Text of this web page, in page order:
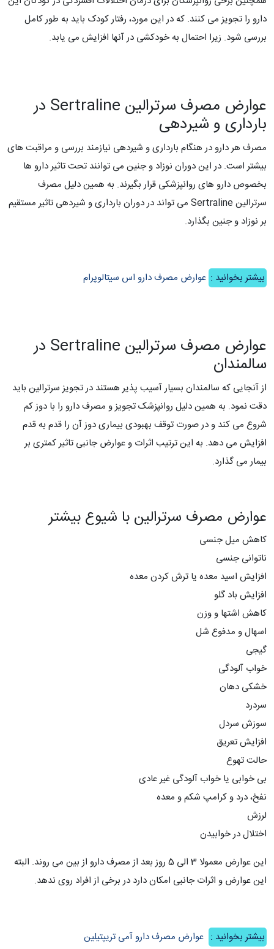
دارو را تجویز می کنند. که در این مورد، رفتار کودک باید به طور کامل
بررسی شود. زیرا احتمال به خودکشی در آنها افزایش می یابد.
عوارض مصرف سرترالین Sertraline در
بارداری و شیردهی
مصرف هر دارو در هنگام بارداری و شیردهی نیازمند بررسی و مراقبت های
بیشتر است. در این دوران نوزاد و جنین می توانند تحت تاثیر دارو ها
بخصوص دارو های روانپزشکی قرار بگیرند. به همین دلیل مصرف
سرترالین Sertraline می تواند در دوران بارداری و شیردهی تاثیر مستقیم
بر نوزاد و جنین بگذارد.
بیشتر بخوانید : عوارض مصرف دارو اس سیتالوپرام
عوارض مصرف سرترالین Sertraline در
سالمندان
از آنجایی که سالمندان بسیار آسیب پذیر هستند در تجویز سرترالین باید
دقت نمود. به همین دلیل روانپزشک تجویز و مصرف دارو را با دوز کم
شروع می کند و در صورت توقف بهبودی بیماری دوز آن را قدم به قدم
افزایش می دهد. به این ترتیب اثرات و عوارض جانبی تاثیر کمتری بر
بیمار می گذارد.
عوارض مصرف سرترالین با شیوع بیشتر
کاهش میل جنسی
ناتوانی جنسی
افزایش اسید معده یا ترش کردن معده
افزایش باد گلو
کاهش اشتها و وزن
اسهال و مدفوع شل
گیجی
خواب آلودگی
خشکی دهان
سردرد
سوزش سردل
افزایش تعریق
حالت تهوع
بی خوابی یا خواب آلودگی غیر عادی
نفخ، درد و کرامپ شکم و معده
لرزش
اختلال در خوابیدن
این عوارض معمولا 3 الی 5 روز بعد از مصرف دارو از بین می روند. البته
این عوارض و اثرات جانبی امکان دارد در برخی از افراد روی ندهد.
بیشتر بخوانید : عوارض مصرف دارو آمی تریپتیلین